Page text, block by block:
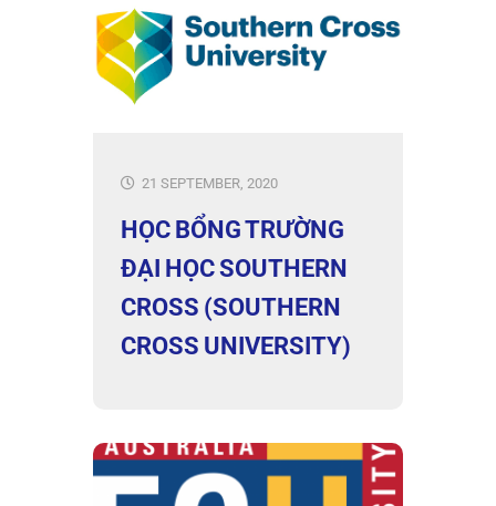
21 SEPTEMBER, 2020
HỌC BỔNG TRƯỜNG
ĐẠI HỌC SOUTHERN
CROSS (SOUTHERN
CROSS UNIVERSITY)